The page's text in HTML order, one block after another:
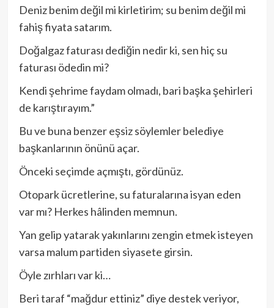
Deniz benim değil mi kirletirim; su benim değil mi
fahiş fiyata satarım.
Doğalgaz faturası dediğin nedir ki, sen hiç su
faturası ödedin mi?
Kendi şehrime faydam olmadı, bari başka şehirleri
de karıştırayım.”
Bu ve buna benzer eşsiz söylemler belediye
başkanlarının önünü açar.
Önceki seçimde açmıştı, gördünüz.
Otopark ücretlerine, su faturalarına isyan eden
var mı? Herkes hâlinden memnun.
Yan gelip yatarak yakınlarını zengin etmek isteyen
varsa malum partiden siyasete girsin.
Öyle zırhları var ki…
Beri taraf “mağdur ettiniz” diye destek veriyor,